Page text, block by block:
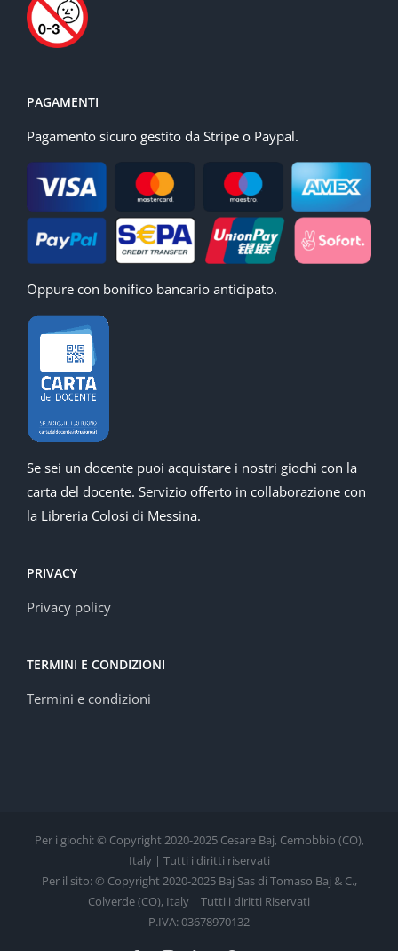
PAGAMENTI
Pagamento sicuro gestito da Stripe o Paypal.
Oppure con bonifico bancario anticipato.
Se sei un docente puoi acquistare i nostri giochi con la
carta del docente. Servizio offerto in collaborazione con
la Libreria Colosi di Messina.
PRIVACY
Privacy policy
TERMINI E CONDIZIONI
Termini e condizioni
Per i giochi: © Copyright 2020-2025 Cesare Baj, Cernobbio (CO),
Italy | Tutti i diritti riservati
Per il sito: © Copyright 2020-2025 Baj Sas di Tomaso Baj & C.,
Colverde (CO), Italy | Tutti i diritti Riservati
P.IVA: 03678970132